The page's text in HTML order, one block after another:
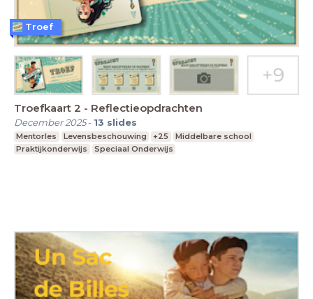
Troefkaart 2 - Reflectieopdrachten
December 2025- 13 slides
Mentorles Levensbeschouwing +25
Middelbare school
Praktijkonderwijs
Speciaal Onderwijs
Troef